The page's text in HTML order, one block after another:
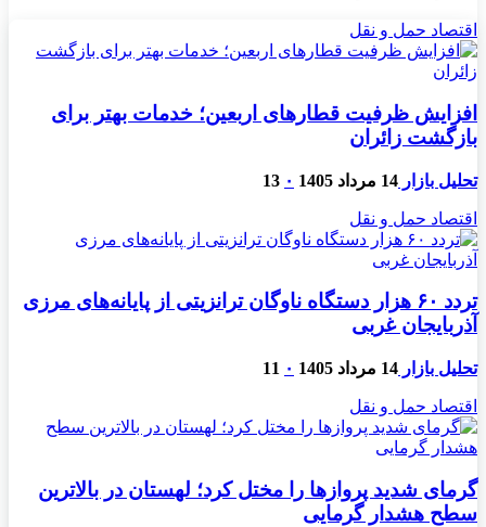
اقتصاد حمل و نقل
افزایش ظرفیت قطارهای اربعین؛ خدمات بهتر برای
بازگشت زائران
تحلیل بازار 14 مرداد 1405 ۰ 13
اقتصاد حمل و نقل
تردد ۶۰ هزار دستگاه ناوگان ترانزیتی از پایانه‌های مرزی
آذربایجان ‌غربی
تحلیل بازار 14 مرداد 1405 ۰ 11
اقتصاد حمل و نقل
گرمای شدید پروازها را مختل کرد؛ لهستان در بالاترین
سطح هشدار گرمایی